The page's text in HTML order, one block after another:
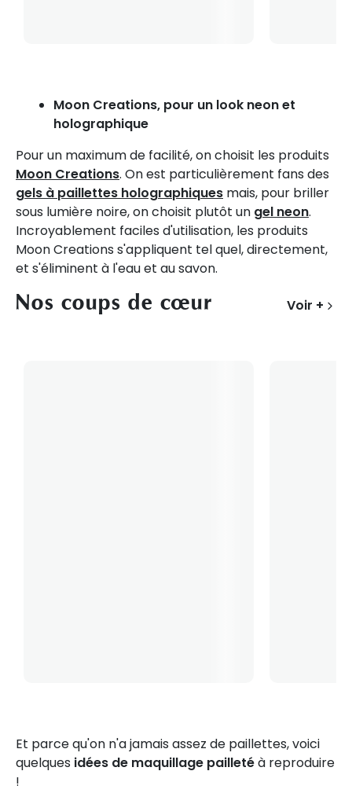
Moon Creations, pour un look neon et
holographique
Pour un maximum de facilité, on choisit les produits
Moon Creations. On est particulièrement fans des
gels à paillettes holographiques mais, pour briller
sous lumière noire, on choisit plutôt un gel neon.
Incroyablement faciles d'utilisation, les produits
Moon Creations s'appliquent tel quel, directement,
et s'éliminent à l'eau et au savon.
Nos coups de cœur Voir +
Et parce qu'on n'a jamais assez de paillettes, voici
quelques idées de maquillage pailletéà reproduire
!